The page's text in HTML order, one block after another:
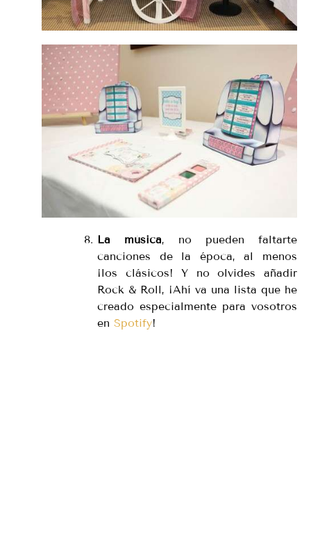
La música, no pueden faltarte
canciones de la época, al menos
¡los clásicos! Y no olvides añadir
Rock & Roll, ¡Ahí va una lista que he
creado especialmente para vosotros
en Spotify!